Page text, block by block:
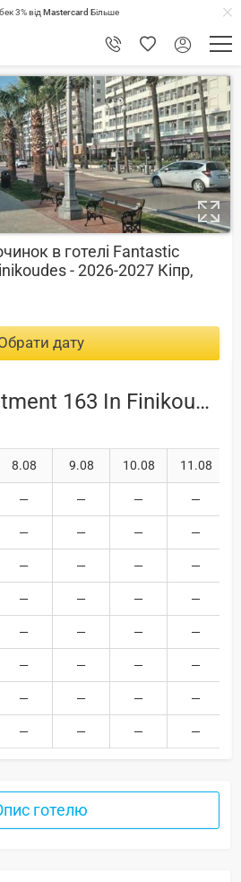
3% від Mastercard Більше
10
в готелі Fantastic
- 2026-2027 Кіпр,
дату
Fantastic Apartment 163 In Finikoudes -
8.08 9.08 10.08 11.08
готелю